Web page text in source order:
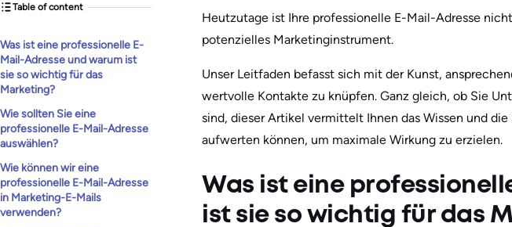
Table of content
Was ist eine professionelle E-
Mail-Adresse und warum ist
sie so wichtig für das
Marketing?
Wie sollten Sie eine
professionelle E-Mail-Adresse
auswählen?
Wie können wir eine
professionelle E-Mail-Adresse
in Marketing-E-Mails
verwenden?
Heutzutage ist Ihre professionelle E-Mail-Adresse
potenzielles Marketinginstrument.
Unser Leitfaden befasst sich mit der Kunst,
wertvolle Kontakte zu knüpfen.͏ Ganz gleich, ob Sie
sind, dieser Artikel vermittelt Ihnen das Wissen und
aufwerten können, um maximale Wirkung zu erzielen.
Was ist eine
ist sie so wichtig für das